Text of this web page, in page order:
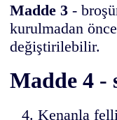
Madde 3 -
kurulmadan
değiştirilebilir.
Madde 4 -
Kenanla